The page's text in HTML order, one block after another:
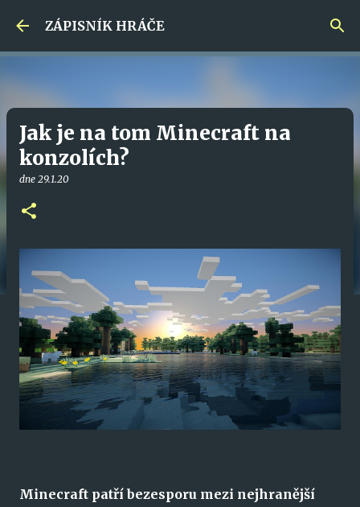
Přeskočit na hlavní obsah
ZÁPISNÍK HRÁČE
Jak je na tom Minecraft na
konzolích?
dne 29.1.20
Minecraft patří bezesporu mezi nejhranější